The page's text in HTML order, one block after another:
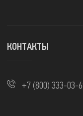
КОНТАКТЫ
+7 (800) 333-03-